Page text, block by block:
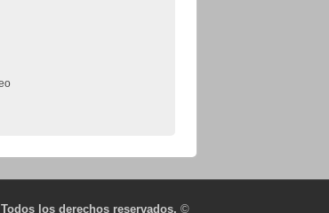
Todos los derechos reservados. ©